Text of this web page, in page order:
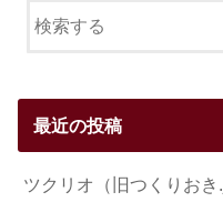
最近の投稿
ツクリオ（旧つくりお